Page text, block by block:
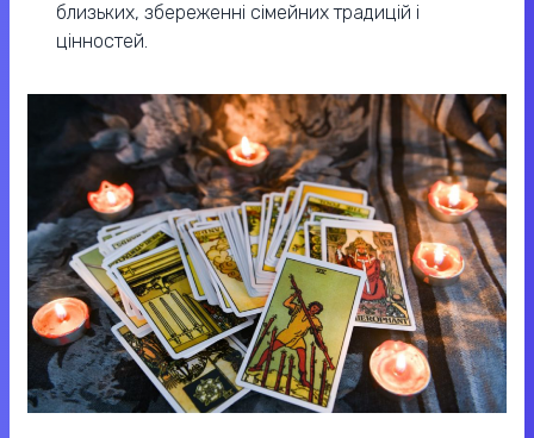
близьких, збереженні сімейних традицій і
цінностей.